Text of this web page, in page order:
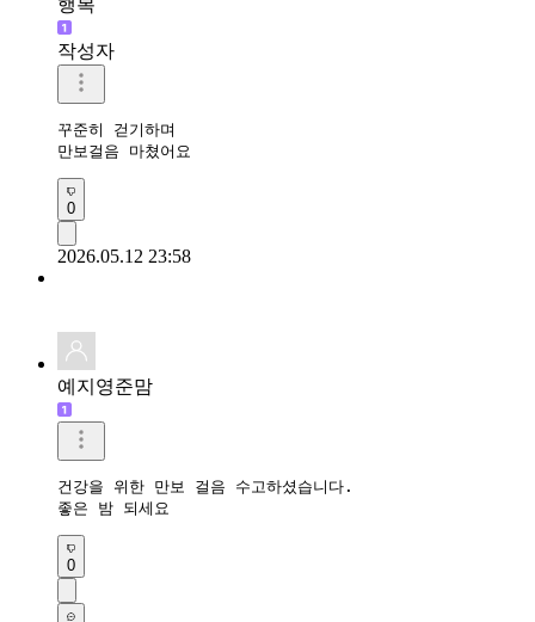
작성자
꾸준히 걷기하며
만보걸음 마쳤어요
0
2026.05.12 23:58
예지영준맘
건강을 위한 만보 걸음 수고하셨습니다.
좋은 밤 되세요
0